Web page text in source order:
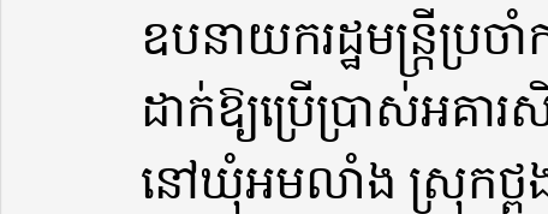
ឧបនាយករដ្ឋមន្ក្រីប្រច
ដាក់ឱ្យប្រើប្រាស់អគា
នៅឃុំអមលាំង ស្រុកថ្ពង